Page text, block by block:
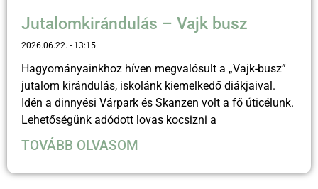
Jutalomkirándulás – Vajk busz
2026.06.22. 13:15
Hagyományainkhoz híven megvalósult a „Vajk-busz”
jutalom kirándulás, iskolánk kiemelkedő diákjaival.
Idén a dinnyési Várpark és Skanzen volt a fő úticélunk.
Lehetőségünk adódott lovas kocsizni a
TOVÁBB OLVASOM